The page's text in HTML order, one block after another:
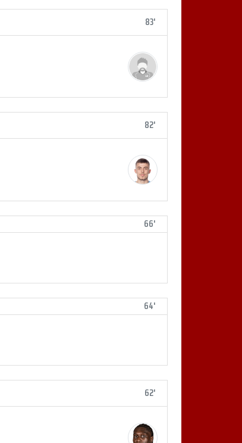
83'
82'
66'
64'
62'